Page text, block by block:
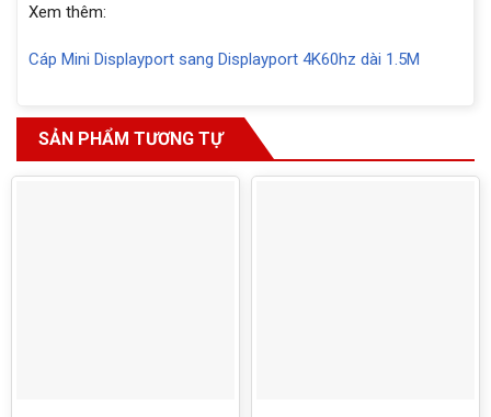
Xem thêm:
Cáp Mini Displayport sang Displayport 4K60hz dài 1.5M
SẢN PHẨM TƯƠNG TỰ